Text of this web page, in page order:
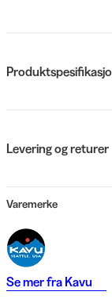
Levering og returer
Varemerke
Se mer fra Kavu